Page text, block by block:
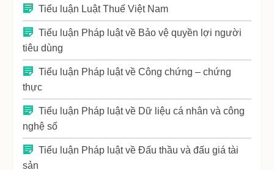
Tiểu luận Luật Thuế Việt Nam
Tiểu luận Pháp luật về Bảo vệ quyền lợi người
tiêu dùng
Tiểu luận Pháp luật về Công chứng – chứng
thực
Tiểu luận Pháp luật về Dữ liệu cá nhân và công
nghệ số
Tiểu luận Pháp luật về Đấu thầu và đấu giá tài
sản